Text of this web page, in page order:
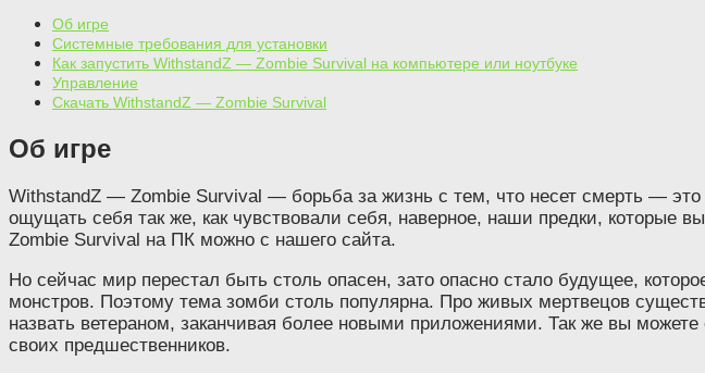
Об игре
Системные требования для установки
Как запустить WithstandZ — Zombie Survival на компьютере или ноутбуке
Управление
Скачать WithstandZ — Zombie Survival
Об игре
WithstandZ — Zombie Survival — борьба за жизнь с тем, что несет смерть —
ощущать себя так же, как чувствовали себя, наверное, наши предки, которые
Zombie Survival на ПК можно с нашего сайта.
Но сейчас мир перестал быть столь опасен, зато опасно стало будущее,
монстров. Поэтому тема зомби столь популярна. Про живых мертвецов
назвать ветераном, заканчивая более новыми приложениями. Так же вы
своих предшественников.